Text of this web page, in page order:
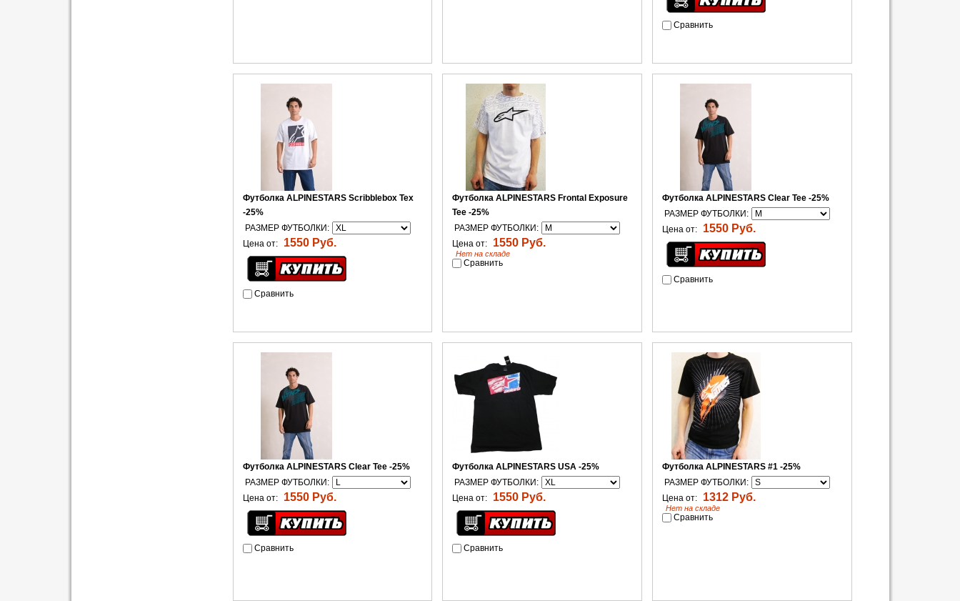
Сравнить
Футболка ALPINESTARS Scribblebox Tex
-25%
РАЗМЕР ФУТБОЛКИ:
Цена от:
1550 Руб.
Сравнить
Футболка ALPINESTARS Frontal Exposure
Tee -25%
РАЗМЕР ФУТБОЛКИ:
Цена от:
1550 Руб.
Нет на складе
Сравнить
Футболка ALPINESTARS Clear Tee -25%
РАЗМЕР ФУТБОЛКИ:
Цена от:
1550 Руб.
Сравнить
Футболка ALPINESTARS Clear Tee -25%
РАЗМЕР ФУТБОЛКИ:
Цена от:
1550 Руб.
Сравнить
Футболка ALPINESTARS USA -25%
РАЗМЕР ФУТБОЛКИ:
Цена от:
1550 Руб.
Сравнить
Футболка ALPINESTARS #1 -25%
РАЗМЕР ФУТБОЛКИ:
Цена от:
1312 Руб.
Нет на складе
Сравнить